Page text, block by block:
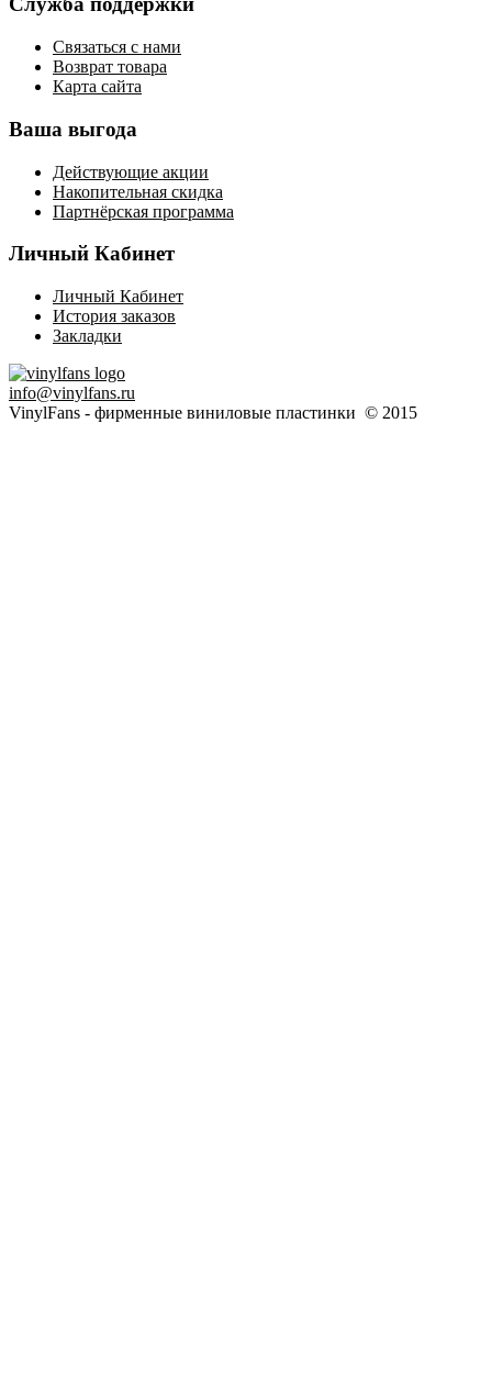
Связаться с нами
Возврат товара
Карта сайта
Ваша выгода
Действующие акции
Накопительная скидка
Партнёрская программа
Личный Кабинет
Личный Кабинет
История заказов
Закладки
info@vinylfans.ru
VinylFans - фирменные виниловые пластинки © 2015